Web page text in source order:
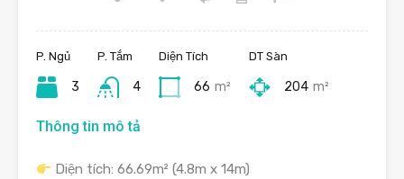
P. Ngủ
3
P. Tắm
4
Diện Tích
66 m²
DT Sàn
204 m²
Thông tin mô tả
Diện tích: 66.69m² (4.8m x 14m)